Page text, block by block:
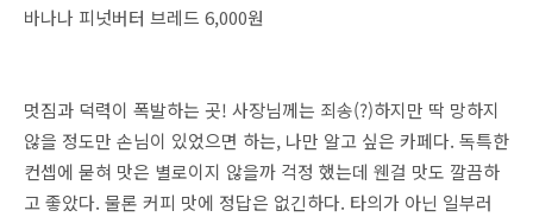
바나나 피넛버터 브레드 6,000원
멋짐과 덕력이 폭발하는 곳! 사장님께는 죄송(?)하지만 딱 망하지
않을 정도만 손님이 있었으면 하는, 나만 알고 싶은 카페다. 독특한
컨셉에 묻혀 맛은 별로이지 않을까 걱정 했는데 웬걸 맛도 깔끔하
고 좋았다. 물론 커피 맛에 정답은 없긴하다. 타의가 아닌 일부러